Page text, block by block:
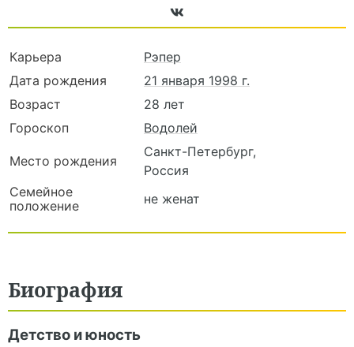
Карьера
Рэпер
Дата рождения
21 января 1998 г.
Возраст
28 лет
Гороскоп
Водолей
Место рождения
Санкт-Петербург,
Россия
Семейное
положение
не женат
Биография
Детство и юность